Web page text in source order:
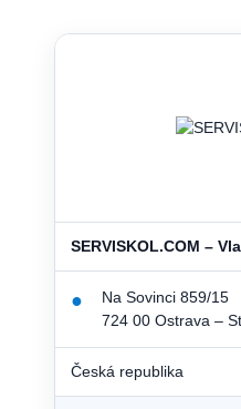
SERVISKOL.COM –
●
Na Sovinci 859/15
724 00 Ostrava –
Česká republika